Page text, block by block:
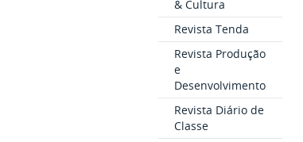
& Cultura
Revista Tenda
Revista Produção
e
Desenvolvimento
Revista Diário de
Classe